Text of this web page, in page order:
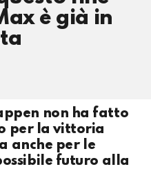
è già in
non ha fatto
per la vittoria
anche per le
futuro alla